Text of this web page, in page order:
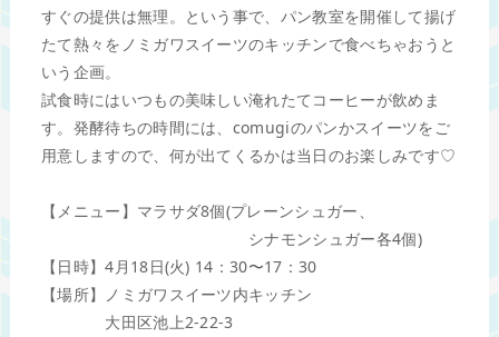
すぐの提供は無理。という事で、パン教室を開催して揚げ
たて熱々をノミガワスイーツのキッチンで食べちゃおうと
いう企画。
試食時にはいつもの美味しい淹れたてコーヒーが飲めま
す。発酵待ちの時間には、comugiのパンかスイーツをご
用意しますので、何が出てくるかは当日のお楽しみです♡
【メニュー】マラサダ8個(プレーンシュガー、
シナモンシュガー各4個)
【日時】4月18日(火) 14：30〜17：30
【場所】ノミガワスイーツ内キッチン
大田区池上2-22-3